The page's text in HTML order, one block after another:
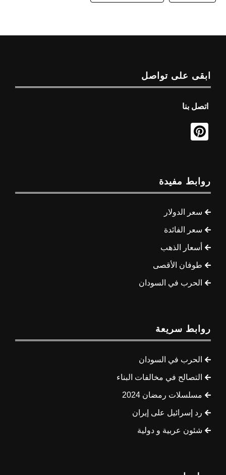
ابقى على تواصل
اتصل بنا
روابط مفيدة
سعر الدولار
سعر الفائدة
أسعار الذهب
طوفان الأقصى
الحرب في السودان
روابط سريعة
الحرب في السودان
التصالح في مخالفات البناء
مسلسلات رمضان 2024
رد إسرائيل على إيران
شئون عربية و دولية